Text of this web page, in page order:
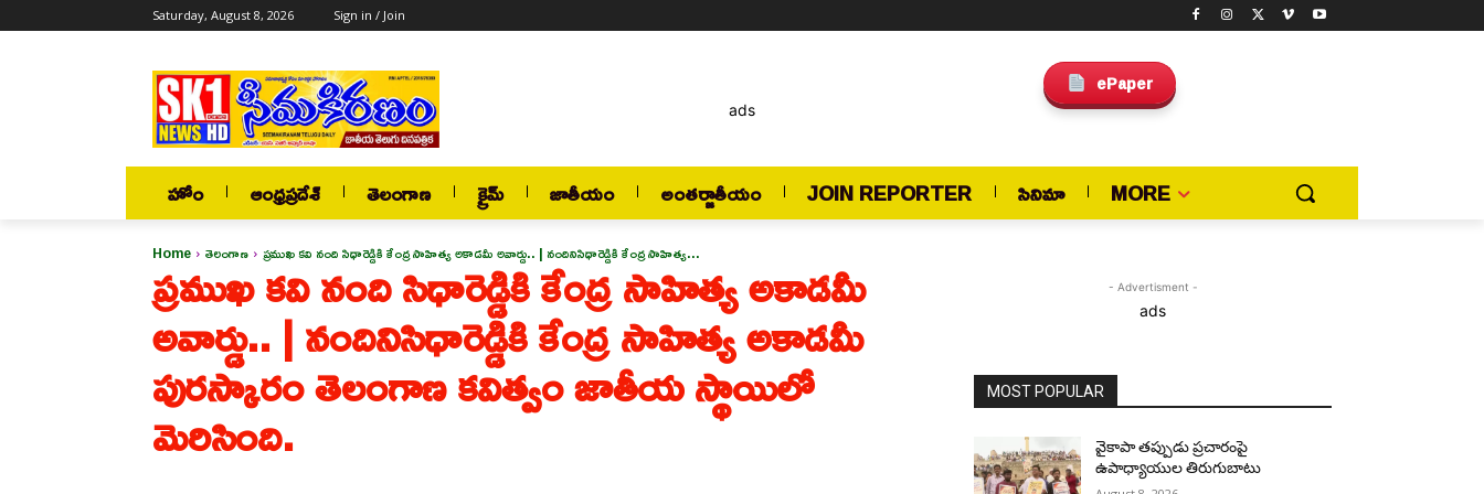
Saturday, August 8, 2026 Sign in / Join
ads
ePaper
హోం ఆంధ్రప్రదేశ్ తెలంగాణ క్రైమ్ జాతీయం అంతర్జాతీయం JOIN REPORTER సినిమా MORE
Home తెలంగాణ ప్రముఖ కవి నంది సిధారెడ్డికి కేంద్ర సాహిత్య అకాడమీ అవార్డు.. | నందినిసిధారెడ్డికి కేంద్ర సాహిత్య...
ప్రముఖ కవి నంది సిధారెడ్డికి కేంద్ర సాహిత్య అకాడమీ
అవార్డు.. | నందినిసిధారెడ్డికి కేంద్ర సాహిత్య అకాడమీ
పురస్కారం తెలంగాణ కవిత్వం జాతీయ స్థాయిలో
మెరిసింది.
- Advertisment -
ads
MOST POPULAR
వైకాపా తప్పుడు ప్రచారంపై
ఉపాధ్యాయుల తిరుగుబాటు